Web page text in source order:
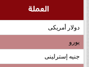
العملة
دولار أمريكى
يورو
جنيه إسترلينى